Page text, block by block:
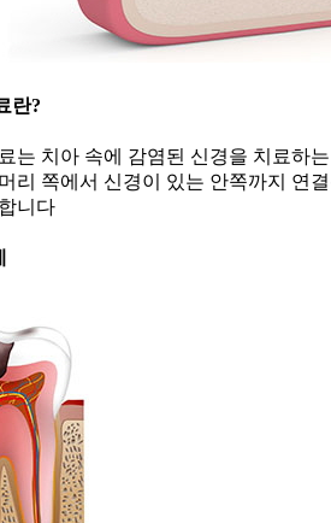
란?
는 치아 속에 감염된 신경을 치료하
리 쪽에서 신경이 있는 안쪽까지 연
니다